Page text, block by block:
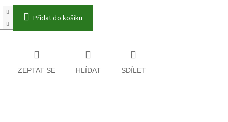
Přidat do košíku
ZEPTAT SE HLÍDAT SDÍLET